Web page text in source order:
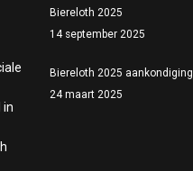
in
Biereloth 2025
14 september 2025
Biereloth 2025 aankondiging
24 maart 2025